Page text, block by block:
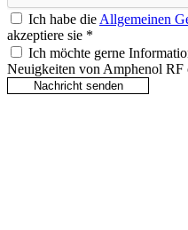
Ich habe dieAllgemeinen
akzeptiere sie *
Ich möchte gerne
Neuigkeiten von Amphenol RF